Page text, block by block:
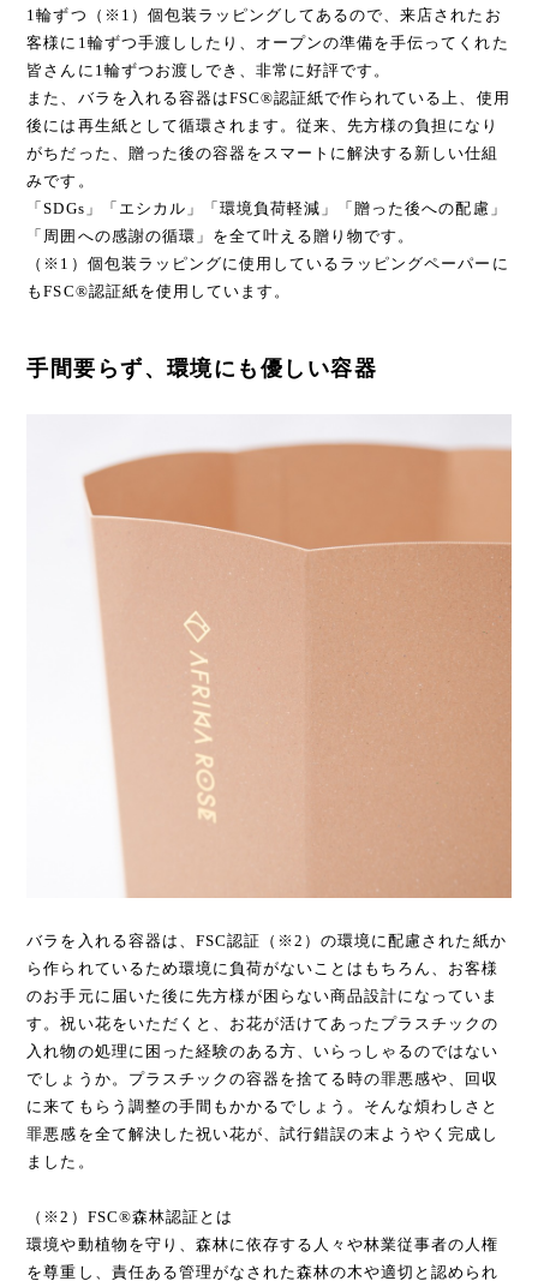
1輪ずつ（※1）個包装ラッピングしてあるので、来店されたお
客様に1輪ずつ手渡ししたり、オープンの準備を手伝ってくれた
皆さんに1輪ずつお渡しでき、非常に好評です。
また、バラを入れる容器はFSC®認証紙で作られている上、使用
後には再生紙として循環されます。従来、先方様の負担になり
がちだった、贈った後の容器をスマートに解決する新しい仕組
みです。
「SDGs」「エシカル」「環境負荷軽減」「贈った後への配慮」
「周囲への感謝の循環」を全て叶える贈り物です。
（※1）個包装ラッピングに使用しているラッピングペーパーに
もFSC®認証紙を使用しています。
手間要らず、環境にも優しい容器
バラを入れる容器は、FSC認証（※2）の環境に配慮された紙か
ら作られているため環境に負荷がないことはもちろん、お客様
のお手元に届いた後に先方様が困らない商品設計になっていま
す。祝い花をいただくと、お花が活けてあったプラスチックの
入れ物の処理に困った経験のある方、いらっしゃるのではない
でしょうか。プラスチックの容器を捨てる時の罪悪感や、回収
に来てもらう調整の手間もかかるでしょう。そんな煩わしさと
罪悪感を全て解決した祝い花が、試行錯誤の末ようやく完成し
ました。
（※2）FSC®森林認証とは
環境や動植物を守り、森林に依存する人々や林業従事者の人権
を尊重し、責任ある管理がなされた森林の木や適切と認められ